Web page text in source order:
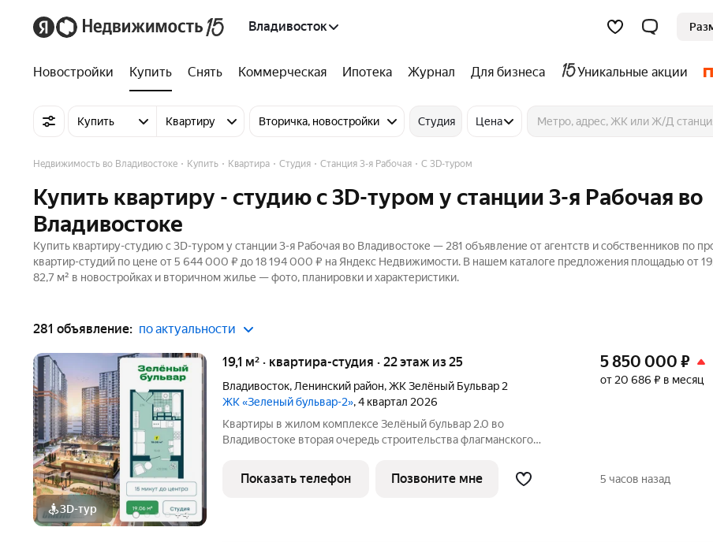
Владивосток
Новостройки Купить Снять Коммерческая Ипотека Журнал Для бизнеса Уникальные акции
Купить Квартиру Вторичка, новостройки Студия Цена
Недвижимость во Владивостоке Купить Квартира Студия Станция 3-я Рабочая C 3D-туром
Купить квартиру - студию c 3D-туром у станции 3-я Рабочая во
Владивостоке
Купить квартиру-студию c 3D-туром у станции 3-я Рабочая во Владивостоке — 281 объявление от агентств и собственников по
квартир-студий по цене от 5 644 000 ₽ до 18 194 000 ₽ на Яндекс Недвижимости. В нашем каталоге предложения площадью от
82,7 м² в новостройках и вторичном жилье — фото, планировки и характеристики.
281 объявление: по актуальности
3D-тур +4
19,1 м² · квартира-студия · 22 этаж из 25
Владивосток, Ленинский район,ЖК Зелёный Бульвар 2
ЖК «Зеленый бульвар-2», 4 квартал 2026
Квартиры в жилом комплексе Зелёный бульвар 2.0 во
Владивостоке вторая очередь строительства флагманского
бульвар 2.0» пространство, где природа и комфорт соединяются
воедино: Перспективный
5 850 000 ₽
от 20 686 ₽ в месяц
Показать телефон Позвоните мне 5 часов назад